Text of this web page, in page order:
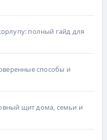
полный гайд для
способы и
щит дома, семьи и